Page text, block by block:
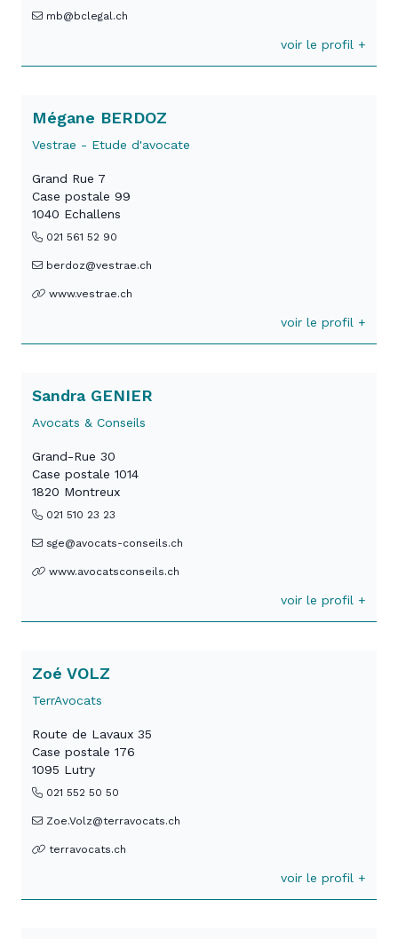
mb@bclegal.ch
voir le profil +
Mégane BERDOZ
Vestrae - Etude d'avocate
Grand Rue 7
Case postale 99
1040 Echallens
021 561 52 90
berdoz@vestrae.ch
www.vestrae.ch
voir le profil +
Sandra GENIER
Avocats & Conseils
Grand-Rue 30
Case postale 1014
1820 Montreux
021 510 23 23
sge@avocats-conseils.ch
www.avocatsconseils.ch
voir le profil +
Zoé VOLZ
TerrAvocats
Route de Lavaux 35
Case postale 176
1095 Lutry
021 552 50 50
Zoe.Volz@terravocats.ch
terravocats.ch
voir le profil +